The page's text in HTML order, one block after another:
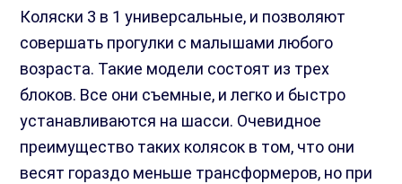
Коляски 3 в 1 универсальные, и позволяют
совершать прогулки с малышами любого
возраста. Такие модели состоят из трех
блоков. Все они съемные, и легко и быстро
устанавливаются на шасси. Очевидное
преимущество таких колясок в том, что они
весят гораздо меньше трансформеров, но при